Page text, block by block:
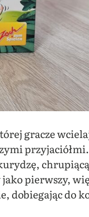
gracze
pierwszy,
dobiegając do